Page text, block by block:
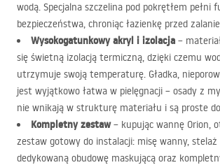
wodą. Specjalna szczelina pod pokrętłem pełni
bezpieczeństwa, chroniąc łazienkę przed
Wysokogatunkowy akryl i izolacja –
się świetną izolacją termiczną, dzięki czemu
utrzymuje swoją temperaturę. Gładka,
jest wyjątkowo łatwa w pielęgnacji – osady z
nie wnikają w strukturę materiału i są proste
Kompletny zestaw– kupując wannę Orion,
zestaw gotowy do instalacji: misę wanny, stelaż
dedykowaną obudowę maskującą oraz